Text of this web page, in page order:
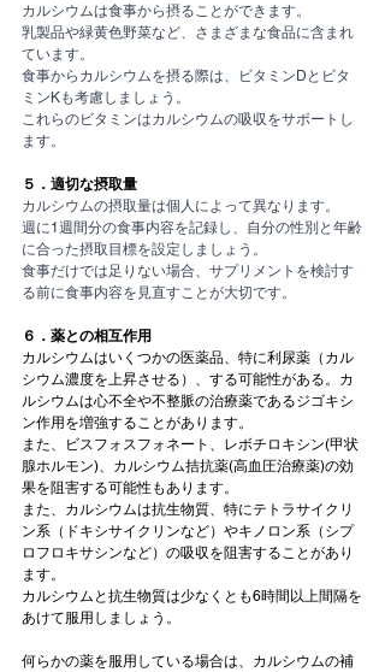
カルシウムは食事から摂ることができます。
乳製品や緑黄色野菜など、さまざまな食品に含まれ
ています。
食事からカルシウムを摂る際は、ビタミンDとビタ
ミンKも考慮しましょう。
これらのビタミンはカルシウムの吸収をサポートし
ます。
５．適切な摂取量
カルシウムの摂取量は個人によって異なります。
週に1週間分の食事内容を記録し、自分の性別と年齢
に合った摂取目標を設定しましょう。
食事だけでは足りない場合、サプリメントを検討す
る前に食事内容を見直すことが大切です。
６．薬との相互作用
カルシウムはいくつかの医薬品、特に利尿薬（カル
シウム濃度を上昇させる）、する可能性がある。カ
ルシウムは心不全や不整脈の治療薬であるジゴキシ
ン作用を増強することがあります。
また、ビスフォスフォネート、レボチロキシン(甲状
腺ホルモン)、カルシウム拮抗薬(高血圧治療薬)の効
果を阻害する可能性もあります。
また、カルシウムは抗生物質、特にテトラサイクリ
ン系（ドキシサイクリンなど）やキノロン系（シプ
ロフロキサシンなど）の吸収を阻害することがあり
ます。
カルシウムと抗生物質は少なくとも6時間以上間隔を
あけて服用しましょう。
何らかの薬を服用している場合は、カルシウムの補